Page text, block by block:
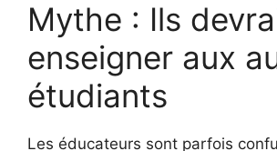
Mythe : Ils
enseigner aux
étudiants
Les éducateurs sont parfois